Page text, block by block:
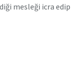
mesleği icra edip